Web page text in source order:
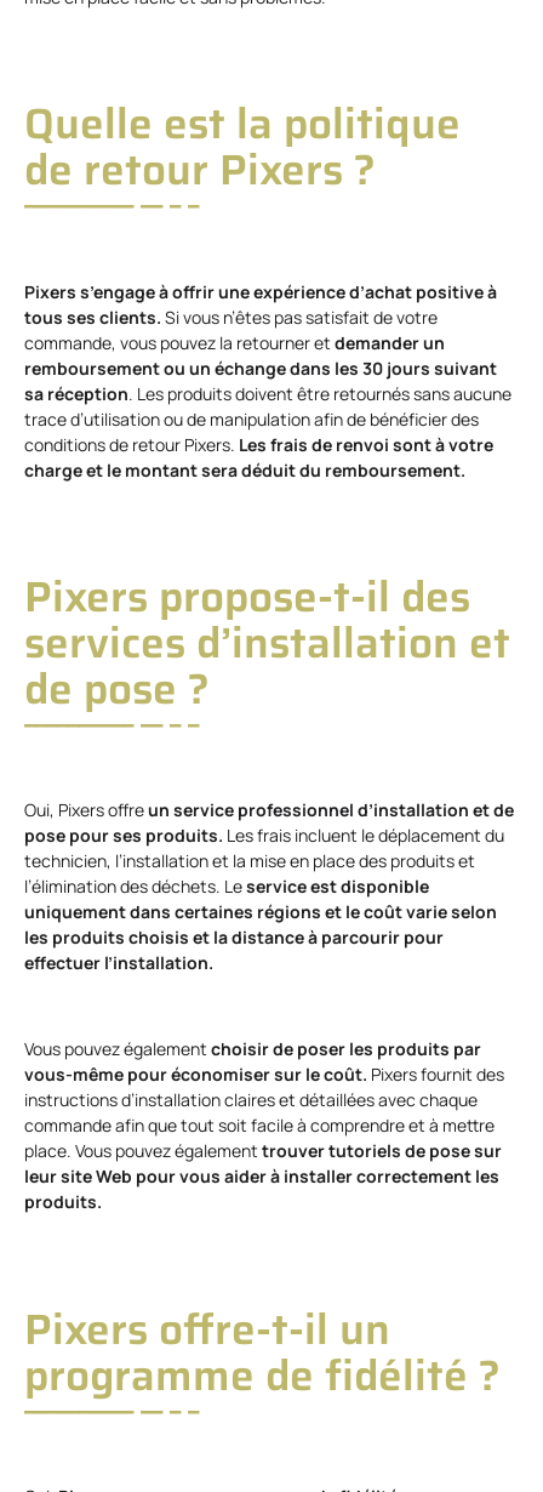
Quelle est la politique
de retour Pixers ?
Pixers s’engage à offrir une expérience d’achat positive à
tous ses clients. Si vous n’êtes pas satisfait de votre
commande, vous pouvez la retourner et demander un
remboursement ou un échange dans les 30 jours suivant
sa réception. Les produits doivent être retournés sans aucune
trace d’utilisation ou de manipulation afin de bénéficier des
conditions de retour Pixers. Les frais de renvoi sont à votre
charge et le montant sera déduit du remboursement.
Pixers propose-t-il des
services d’installation et
de pose ?
Oui, Pixers offreun service professionnel d’installation et de
pose pour ses produits. Les frais incluent le déplacement du
technicien, l’installation et la mise en place des produits et
l’élimination des déchets. Leservice est disponible
uniquement dans certaines régions et le coût varie selon
les produits choisis et la distance à parcourir pour
effectuer l’installation.
Vous pouvez également choisir de poser les produits par
vous-même pour économiser sur le coût. Pixers fournit des
instructions d’installation claires et détaillées avec chaque
commande afin que tout soit facile à comprendre et à mettre
place. Vous pouvez également trouver tutoriels de pose sur
leur site Web pour vous aider à installer correctement les
produits.
Pixers offre-t-il un
programme de fidélité ?